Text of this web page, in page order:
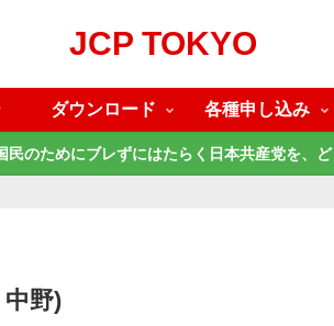
JCP TOKYO
ダウンロード 各種申し込み
民のためにブレずにはたらく日本共産党を、
野)